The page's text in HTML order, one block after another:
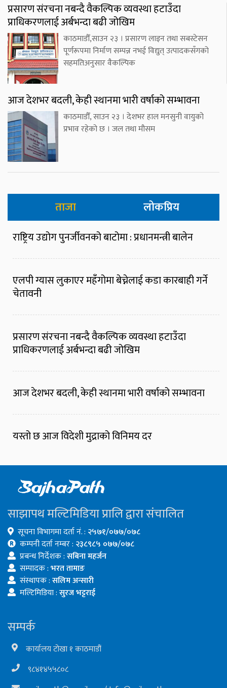
प्रसारण संरचना नबन्दै वैकल्पिक व्यवस्था हटाउँदा
प्राधिकरणलाई अर्बभन्दा बढी जोखिम
काठमाडौँ,साउन २३ । प्रसारण लाइन तथा सबस्टेसन
पूर्णरूपमा निर्माण सम्पन्न नभई विद्युत् उत्पादकसँगको
सहमतिअनुसार वैकल्पिक
आज देशभर बदली, केही स्थानमा भारी वर्षाको सम्भावना
काठमाडौँ, साउन २३ । देशभर हाल मनसुनी वायुको
प्रभाव रहेको छ । जल तथा मौसम
ताजा लोकप्रिय
राष्ट्रिय उद्योग पुनर्जीवनको बाटोमा : प्रधानमन्त्री बालेन
एलपी ग्यास लुकाएर महँगोमा बेच्नेलाई कडा कारबाही गर्ने
चेतावनी
प्रसारण संरचना नबन्दै वैकल्पिक व्यवस्था हटाउँदा
प्राधिकरणलाई अर्बभन्दा बढी जोखिम
आज देशभर बदली, केही स्थानमा भारी वर्षाको सम्भावना
यस्तो छ आज विदेशी मुद्राको विनिमय दर
साझापथ मल्टिमिडिया प्रालि द्वारा संचालित
सूचना विभागमा दर्ता नं. : २५७१/०७७/०७८
कम्पनी दर्ता नम्बर : २३८९८५ ०७७/०७८
प्रबन्ध निर्देशक :सबिना महर्जन
सम्पादक :भरत तामाङ
संस्थापक :सलिम अन्सारी
मल्टिमिडिया :सुरज भट्टराई
सम्पर्क
कार्यालय टोखा १ काठमाडौं
९८४१४५५८०८